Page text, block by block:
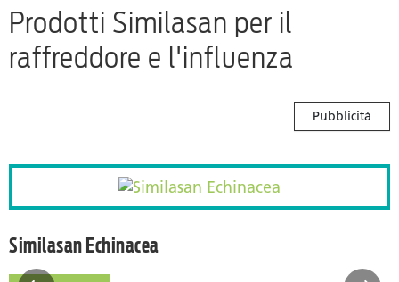
Prodotti Similasan per il
raffreddore e l'influenza
Pubblicità
Similasan Echinacea
Similasan Echinacea